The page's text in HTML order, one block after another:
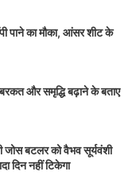
पाने का मौका, आंसर शीट के
और समृद्धि बढ़ाने के बताए
बटलर को वैभव सूर्यवंशी
दिन नहीं टिकेगा